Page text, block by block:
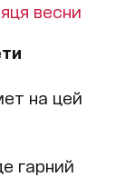
весни
на цей
гарний